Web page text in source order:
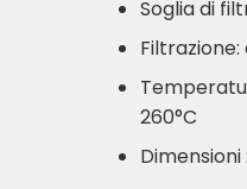
Soglia di
Filtrazione:
260°C
Dimensioni :